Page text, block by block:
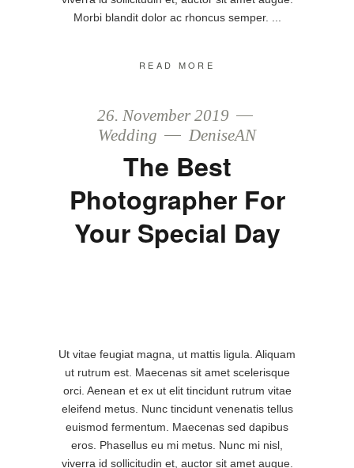
Morbi blandit dolor ac rhoncus semper.
READ MORE
26. November 2019
Wedding
DeniseAN
The Best
Photographer For
Your Special Day
Ut vitae feugiat magna, ut mattis ligula. Aliquam
ut rutrum est. Maecenas sit amet scelerisque
orci. Aenean et ex ut elit tincidunt rutrum vitae
eleifend metus. Nunc tincidunt venenatis tellus
euismod fermentum. Maecenas sed dapibus
eros. Phasellus eu mi metus. Nunc mi nisl,
viverra id sollicitudin et, auctor sit amet augue.